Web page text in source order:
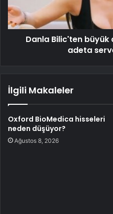
Danla Bilic'ten büyük
adeta
İlgili Makaleler
Oxford BioMedica hisseleri
neden düşüyor?
Ağustos 8, 2026